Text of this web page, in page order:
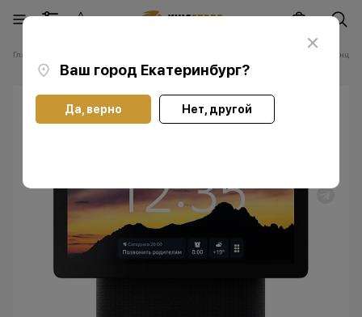
Ваш город Екатеринбург?
Да, верно Нет, другой
Главная Умная колонка Яндекс